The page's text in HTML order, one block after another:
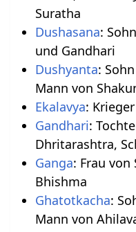
Suratha
Dushasana:
und Gandhari
Dushyanta:
Mann von
Ekalavya: Krieger
Gandhari:
Dhritarashtra,
Ganga: Frau
Bhishma
Ghatotkacha:
Mann von